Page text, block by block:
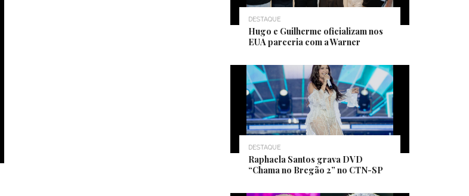
DESTAQUE
Hugo e Guilherme oficializam nos
EUA parceria com a Warner
DESTAQUE
Raphaela Santos grava DVD
“Chama no Bregão 2” no CTN-SP